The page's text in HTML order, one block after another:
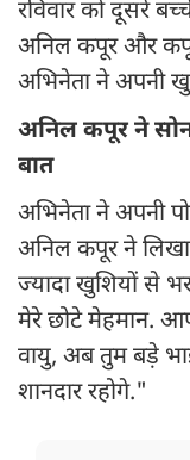
रविवार को दूसरे
अनिल कपूर और
अभिनेता ने अपनी
अनिल कपूर ने
बात
अभिनेता ने अपनी
अनिल कपूर ने
ज्यादा खुशियों से
मेरे छोटे मेहमान.
वायु, अब तुम बड़े
शानदार रहोगे."